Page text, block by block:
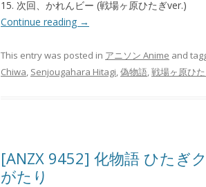
15. 次回、かれんビー (戦場ヶ原ひたぎver.)
Continue reading →
This entry was posted in アニソン Anime and
Chiwa, Senjougahara Hitagi,偽物語,戦場ヶ原ひ
[ANZX 9452] 化物語 ひたぎ
がたり